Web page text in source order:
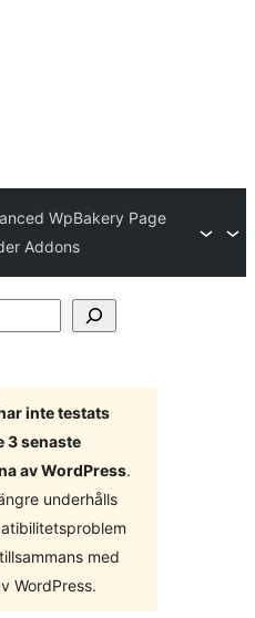
WpBakery Page
Addons
inte testats
3 senaste
av WordPress.
underhålls
med
WordPress.